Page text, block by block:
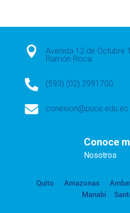

Avenida 12 de Octubre
Ramón Roca
 (593) (02) 2991700
 conexion@puce.edu.ec
Conoce
Nosotros
Quito Amazonas
Manabí